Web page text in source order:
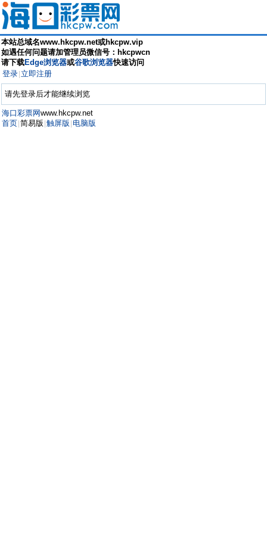
本站总域名www.hkcpw.net或hkcpw.vip
如遇任何问题请加管理员微信号：hkcpwcn
请下载Edge浏览器或谷歌浏览器快速访问
登录 立即注册
请先登录后才能继续浏览
海口彩票网www.hkcpw.net
首页 简易版 触屏版 电脑版